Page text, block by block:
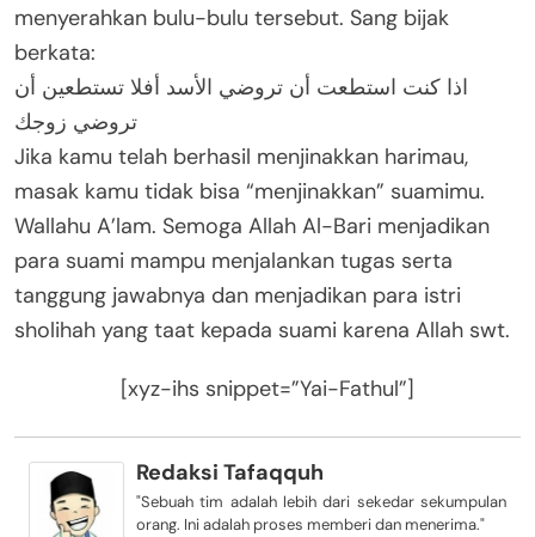
menyerahkan bulu-bulu tersebut. Sang bijak
berkata:
اذا كنت استطعت أن تروضي الأسد أفلا تستطعين أن
تروضي زوجك
Jika kamu telah berhasil menjinakkan harimau,
masak kamu tidak bisa “menjinakkan” suamimu.
Wallahu A’lam. Semoga Allah Al-Bari menjadikan
para suami mampu menjalankan tugas serta
tanggung jawabnya dan menjadikan para istri
sholihah yang taat kepada suami karena Allah swt.
[xyz-ihs snippet=”Yai-Fathul”]
Redaksi Tafaqquh
"Sebuah tim adalah lebih dari sekedar sekumpulan
orang. Ini adalah proses memberi dan menerima."